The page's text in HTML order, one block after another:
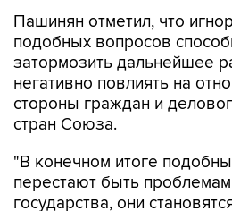
Пашинян отметил, что
подобных вопросов
затормозить дальнейшее
негативно повлиять на
стороны граждан и
стран Союза.
"В конечном итоге
перестают быть
государства, они